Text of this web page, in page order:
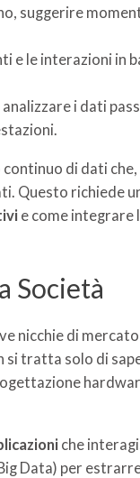
suggerire
e le interazioni in
i dati
di dati
Questo richiede
e come integrare
Società
nicchie di
si tratta solo di
che
Data) per